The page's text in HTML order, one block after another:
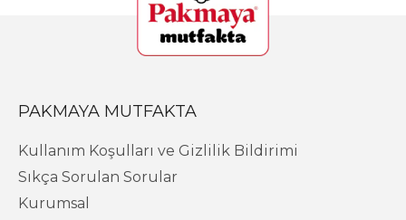
PAKMAYA MUTFAKTA
Kullanım Koşulları ve Gizlilik Bildirimi
Sıkça Sorulan Sorular
Kurumsal